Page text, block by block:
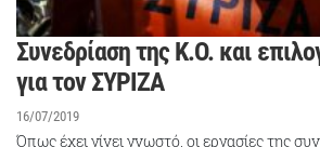
Συνεδρίαση της Κ.Ο. και
για τον ΣΥΡΙΖΑ
16/07/2019
Όπως έχει γίνει γνωστό, οι εργασίες της